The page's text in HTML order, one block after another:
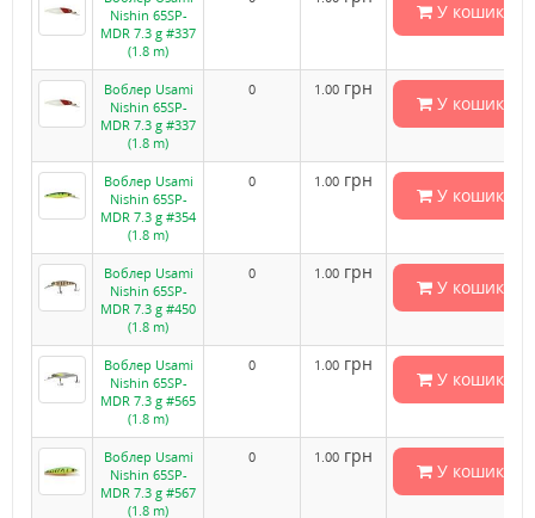
Nishin 65SP-
MDR 7.3 g #337
(1.8 m)
У кошик
Воблер Usami
Nishin 65SP-
MDR 7.3 g #337
(1.8 m)
0 1.00 грн
У кошик
Воблер Usami
Nishin 65SP-
MDR 7.3 g #354
(1.8 m)
0 1.00 грн
У кошик
Воблер Usami
Nishin 65SP-
MDR 7.3 g #450
(1.8 m)
0 1.00 грн
У кошик
Воблер Usami
Nishin 65SP-
MDR 7.3 g #565
(1.8 m)
0 1.00 грн
У кошик
Воблер Usami
Nishin 65SP-
MDR 7.3 g #567
(1.8 m)
0 1.00 грн
У кошик